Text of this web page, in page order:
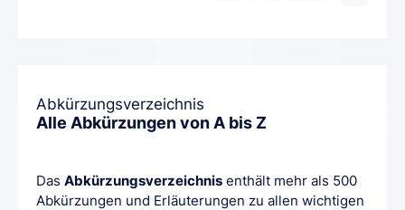
Abkürzungsverzeichnis
Alle Abkürzungen von A bis Z
Das Abkürzungsverzeichnis enthält mehr als 500
Abkürzungen und Erläuterungen zu allen wichtigen